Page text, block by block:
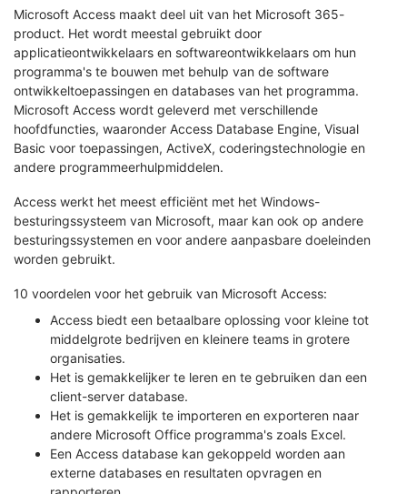
Microsoft Access maakt deel uit van het Microsoft 365-
product. Het wordt meestal gebruikt door
applicatieontwikkelaars en softwareontwikkelaars om hun
programma's te bouwen met behulp van de software
ontwikkeltoepassingen en databases van het programma.
Microsoft Access wordt geleverd met verschillende
hoofdfuncties, waaronder Access Database Engine, Visual
Basic voor toepassingen, ActiveX, coderingstechnologie en
andere programmeerhulpmiddelen.
Access werkt het meest efficiënt met het Windows-
besturingssysteem van Microsoft, maar kan ook op andere
besturingssystemen en voor andere aanpasbare doeleinden
worden gebruikt.
10 voordelen voor het gebruik van Microsoft Access:
Access biedt een betaalbare oplossing voor kleine tot
middelgrote bedrijven en kleinere teams in grotere
organisaties.
Het is gemakkelijker te leren en te gebruiken dan een
client-server database.
Het is gemakkelijk te importeren en exporteren naar
andere Microsoft Office programma's zoals Excel.
Een Access database kan gekoppeld worden aan
externe databases en resultaten opvragen en